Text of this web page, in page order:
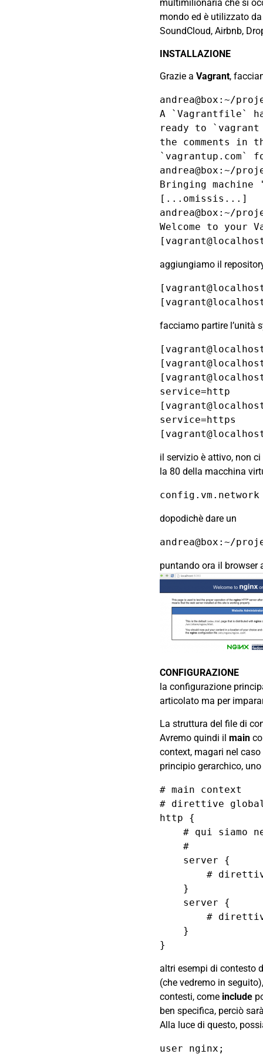
multimilionaria che si
mondo ed è utilizzato
SoundCloud, Airbnb,
INSTALLAZIONE
Grazie a Vagrant,
andrea@box:~/
A `Vagrantfile`
ready to
the comments in
`vagrantup.com`
andrea@box:~/
Bringing
[...omissis...]
andrea@box:~/
Welcome to your
aggiungiamo il
facciamo partire l’unità
service=http
service=https
il servizio è attivo, non
la 80 della macchina
dopodichè dare un
puntando ora il browser
CONFIGURAZIONE
la configurazione
articolato ma per
La struttura del file di
Avremo quindi il main
context, magari nel
principio gerarchico,
# main context
# direttive
http {
altri esempi di contesto
(che vedremo in
contesti, come include
ben specifica, perciò
Alla luce di questo,
user nginx;